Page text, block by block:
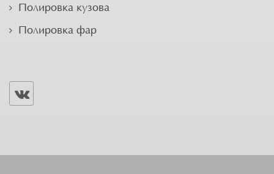
Полировка кузова
Полировка фар